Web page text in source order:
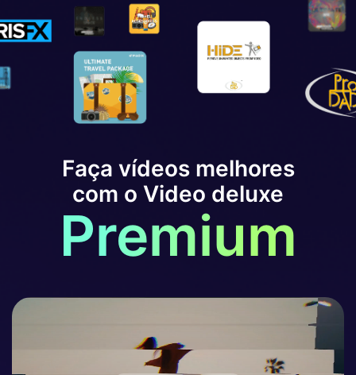
Faça vídeos melhores
com o Video deluxe
Premium